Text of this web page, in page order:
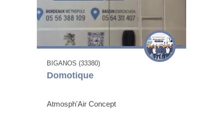
BIGANOS (33380)
Domotique
Atmosph'Air Concept